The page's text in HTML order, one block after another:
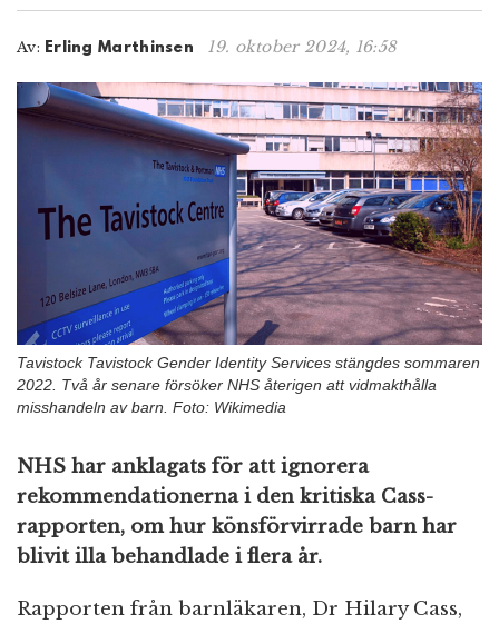
i
o
Av: Erling Marthinsen 19. oktober 2024, 16:58
Tavistock Tavistock Gender Identity Services stängdes sommaren
2022. Två år senare försöker NHS återigen att vidmakthålla
misshandeln av barn. Foto: Wikimedia
NHS har anklagats för att ignorera
rekommendationerna i den kritiska Cass-
rapporten, om hur könsförvirrade barn har
blivit illa behandlade i flera år.
Rapporten från barnläkaren, Dr Hilary Cass,